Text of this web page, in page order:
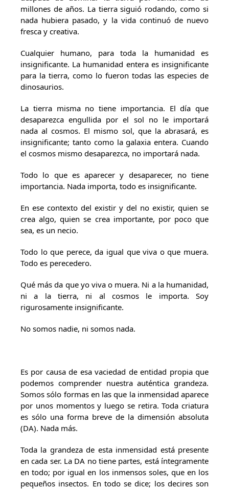
millones de años. La tierra siguió rodando, como si
nada hubiera pasado, y la vida continuó de nuevo
fresca y creativa.
Cualquier humano, para toda la humanidad es
insignificante. La humanidad entera es insignificante
para la tierra, como lo fueron todas las especies de
dinosaurios.
La tierra misma no tiene importancia. El día que
desaparezca engullida por el sol no le importará
nada al cosmos. El mismo sol, que la abrasará, es
insignificante; tanto como la galaxia entera. Cuando
el cosmos mismo desaparezca, no importará nada.
Todo lo que es aparecer y desaparecer, no tiene
importancia. Nada importa, todo es insignificante.
En ese contexto del existir y del no existir, quien se
crea algo, quien se crea importante, por poco que
sea, es un necio.
Todo lo que perece, da igual que viva o que muera.
Todo es perecedero.
Qué más da que yo viva o muera. Ni a la humanidad,
ni a la tierra, ni al cosmos le importa. Soy
rigurosamente insignificante.
No somos nadie, ni somos nada.
Es por causa de esa vaciedad de entidad propia que
podemos comprender nuestra auténtica grandeza.
Somos sólo formas en las que la inmensidad aparece
por unos momentos y luego se retira. Toda criatura
es sólo una forma breve de la dimensión absoluta
(DA). Nada más.
Toda la grandeza de esta inmensidad está presente
en cada ser. La DA no tiene partes, está íntegramente
en todo; por igual en los inmensos soles, que en los
pequeños insectos. En todo se dice; los decires son